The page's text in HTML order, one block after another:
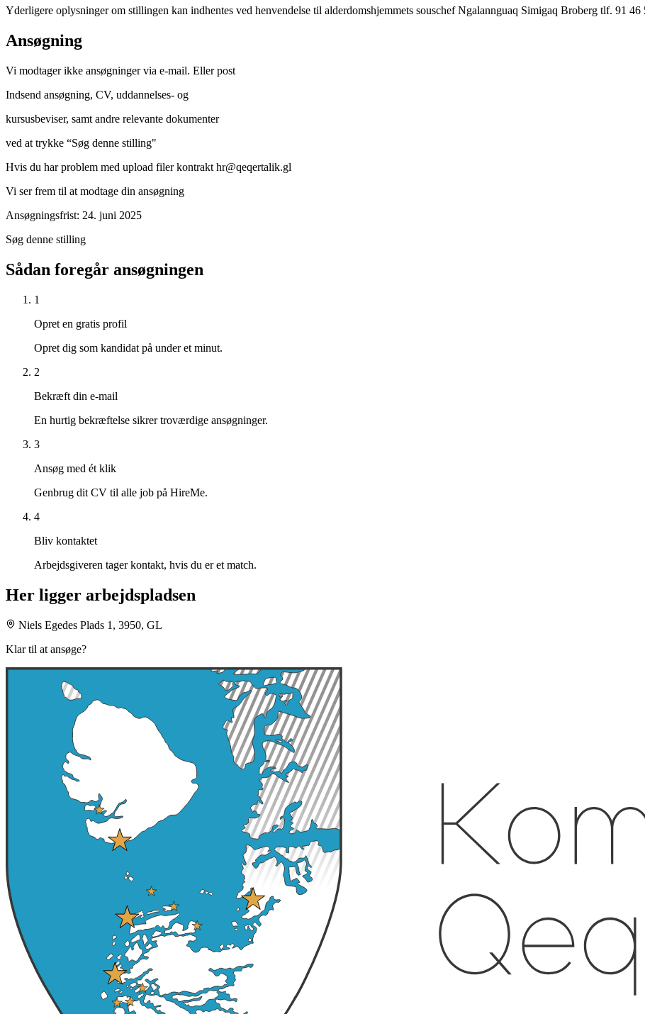
Yderligere oplysninger om stillingen kan indhentes ved henvendelse til alderdomshjemmets souschef Ngalannguaq Simigaq Broberg tlf. 91
Ansøgning
Vi modtager ikke ansøgninger via e-mail. Eller post
Indsend ansøgning, CV, uddannelses- og
kursusbeviser, samt andre relevante dokumenter
ved at trykke “Søg denne stilling"
Hvis du har problem med upload filer kontrakt hr@qeqertalik.gl
Vi ser frem til at modtage din ansøgning
Ansøgningsfrist: 24. juni 2025
Søg denne stilling
Sådan foregår ansøgningen
1
Opret en gratis profil
Opret dig som kandidat på under et minut.
2
Bekræft din e-mail
En hurtig bekræftelse sikrer troværdige ansøgninger.
3
Ansøg med ét klik
Genbrug dit CV til alle job på HireMe.
4
Bliv kontaktet
Arbejdsgiveren tager kontakt, hvis du er et match.
Her ligger arbejdspladsen
Niels Egedes Plads 1, 3950, GL
Klar til at ansøge?